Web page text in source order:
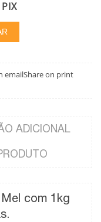
emailShare on print
ADICIONAL
com 1kg